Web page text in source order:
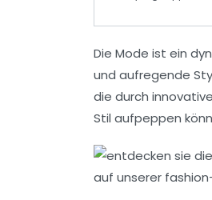
Die Mode ist ein
und aufregende
die durch innovative
Stil aufpeppen